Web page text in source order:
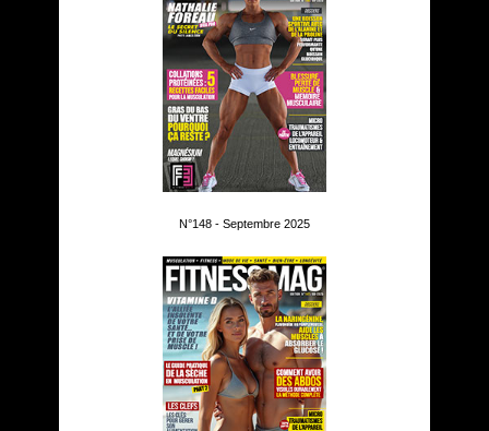
N°148 - Septembre 2025